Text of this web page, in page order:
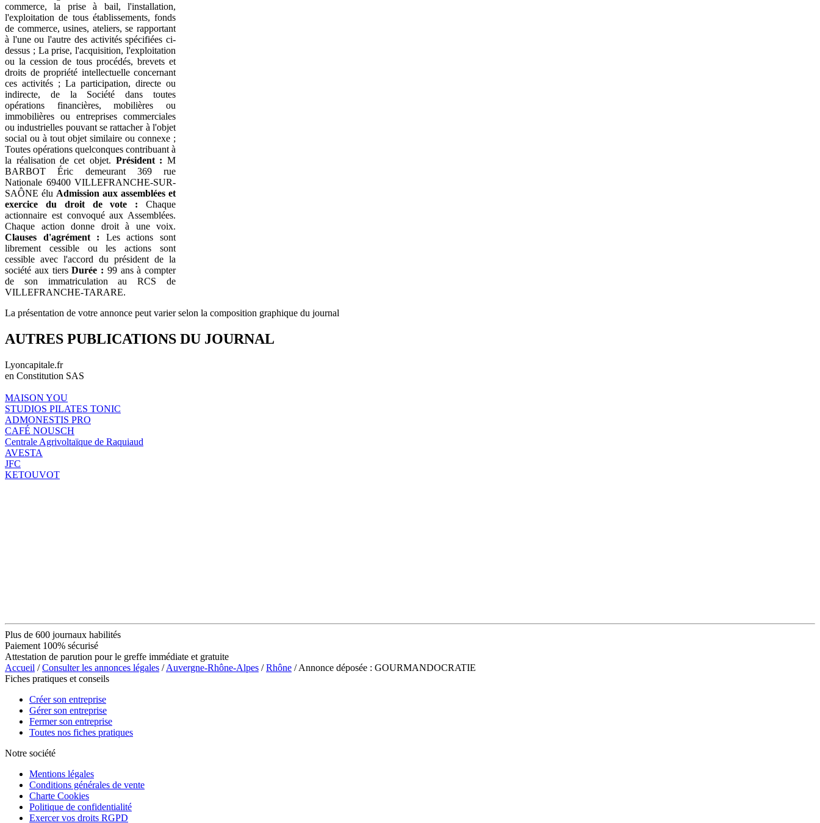
commerce, la prise à bail, l'installation,
l'exploitation de tous établissements, fonds
de commerce, usines, ateliers, se rapportant
à l'une ou l'autre des activités spécifiées ci-
dessus ; La prise, l'acquisition, l'exploitation
ou la cession de tous procédés, brevets et
droits de propriété intellectuelle concernant
ces activités ; La participation, directe ou
indirecte, de la Société dans toutes
opérations financières, mobilières ou
immobilières ou entreprises commerciales
ou industrielles pouvant se rattacher à l'objet
social ou à tout objet similaire ou connexe ;
Toutes opérations quelconques contribuant à
la réalisation de cet objet. Président : M
BARBOT Éric demeurant 369 rue
Nationale 69400 VILLEFRANCHE-SUR-
SAÔNE élu Admission aux assemblées et
exercice du droit de vote : Chaque
actionnaire est convoqué aux Assemblées.
Chaque action donne droit à une voix.
Clauses d'agrément : Les actions sont
librement cessible ou les actions sont
cessible avec l'accord du président de la
société aux tiersDurée : 99 ans à compter
de son immatriculation au RCS de
VILLEFRANCHE-TARARE.
La présentation de votre annonce peut varier selon la composition graphique du journal
AUTRES PUBLICATIONS DU JOURNAL
Lyoncapitale.fr
en Constitution SAS
MAISON YOU
STUDIOS PILATES TONIC
ADMONESTIS PRO
CAFÉ NOUSCH
Centrale Agrivoltaïque de Raquiaud
AVESTA
JFC
KETOUVOT
Plus de 600 journaux habilités
Paiement 100% sécurisé
Attestation de parution pour le greffe immédiate et gratuite
Accueil /Consulter les annonces légales /Auvergne-Rhône-Alpes /Rhône / Annonce déposée : GOURMANDOCRATIE
Fiches pratiques et conseils
Créer son entreprise
Gérer son entreprise
Fermer son entreprise
Toutes nos fiches pratiques
Notre société
Mentions légales
Conditions générales de vente
Charte Cookies
Politique de confidentialité
Exercer vos droits RGPD